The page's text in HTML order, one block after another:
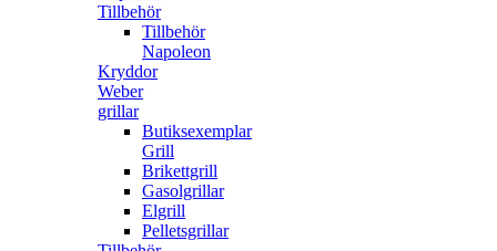
Tillbehör
Tillbehör
Napoleon
Kryddor
Weber
grillar
Butiksexemplar
Grill
Brikettgrill
Gasolgrillar
Elgrill
Pelletsgrillar